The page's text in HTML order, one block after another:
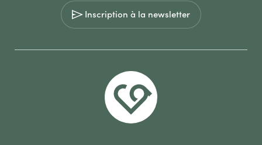
Inscription à la newsletter